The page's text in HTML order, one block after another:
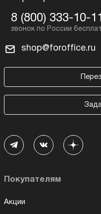
8 (800) 333-10-11
shop@foroffice.ru
Покупателям
Акции